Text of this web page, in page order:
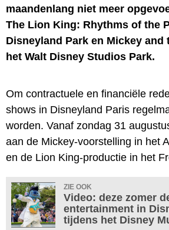
maandenlang niet meer
The Lion King: Rhythms of the
Disneyland Park en Mickey and
het Walt Disney Studios Park.
Om contractuele en financiële
shows in Disneyland Paris
worden. Vanaf zondag 31
aan de Mickey-voorstelling in het
en de Lion King-productie in het
ZIE OOK
Video: deze zomer
entertainment in
tijdens het Disney